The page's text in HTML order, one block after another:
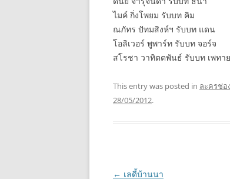
ไมค์ กิ่งโพยม รับบท คิม
ณภัทร ปัทมสิงห์ฯ รับบท แดน
โอลิเวอร์ พูพาร์ท รับบท จอร์จ
สโรชา วาทิตตพันธ์ รับบท เพทาย
This entry was posted in ละครช่อ
28/05/2012.
Post
← เลดี้บ้านนา